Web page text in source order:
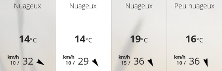
Nuageux
14°C
10 /
km/h 32
Nuageux
14°C
10 /
km/h 29
Nuageux
19°C
15 /
km/h 36
Peu nuageux
16°C
10 /
km/h 36